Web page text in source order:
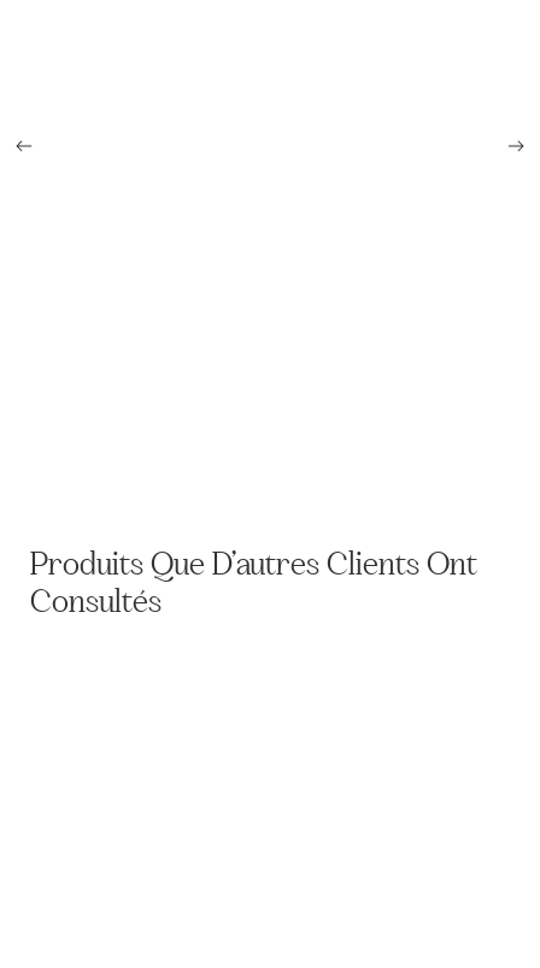
Produits Que D’autres Clients Ont
Consultés